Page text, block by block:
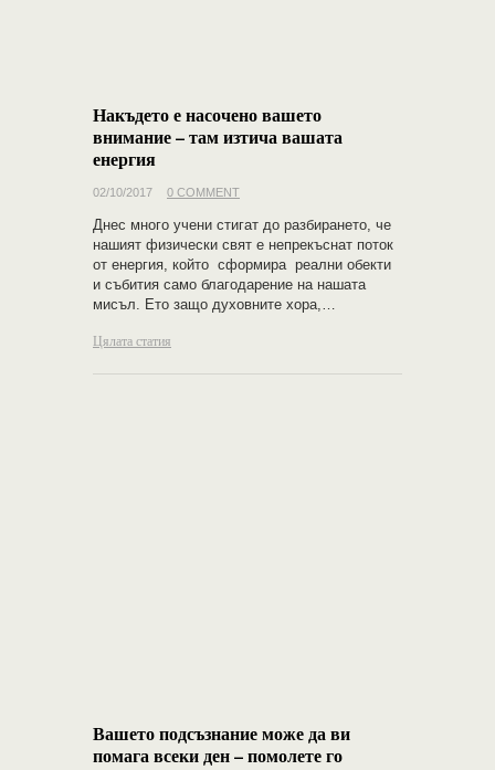
Накъдето е насочено вашето
внимание – там изтича вашата
енергия
02/10/2017 0 COMMENT
Днес много учени стигат до разбирането, че
нашият физически свят е непрекъснат поток
от енергия, който сформира реални обекти
и събития само благодарение на нашата
мисъл. Ето защо духовните хора,…
Цялата статия
Вашето подсъзнание може да ви
помага всеки ден – помолете го